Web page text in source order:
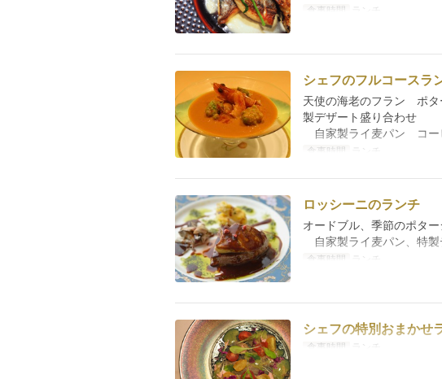
食事時間 ランチ
シェフのフルコースラ
天使の海老のフラン ポ
製デザート盛り合わせ
自家製ライ麦パン コー
食事時間 ランチ
ロッシーニのランチ
オードブル、季節のポタ
自家製ライ麦パン、特製
食事時間 ランチ
シェフの特別おまかせ
食事時間 ランチ